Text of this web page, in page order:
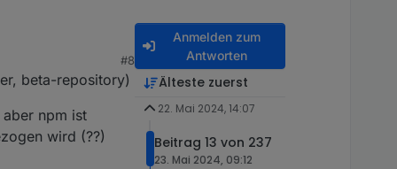
#8
beta-repository)
npm ist
wird (??)
Anmelden zum
Antworten
Älteste zuerst
22. Mai 2024, 14:07
Beitrag 13 von 237
23. Mai 2024, 09:12